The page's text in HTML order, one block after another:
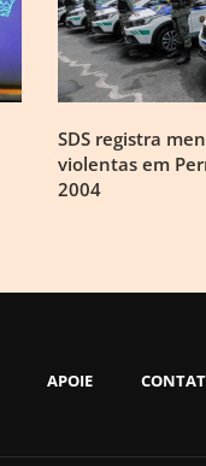
SDS registra
violentas em
2004
APOIE